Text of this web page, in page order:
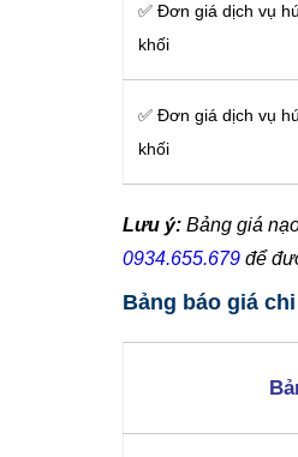
✅ Đơn giá dịch vụ
khối
✅ Đơn giá dịch vụ
khối
Lưu ý: Bảng giá
0934.655.679 để
Bảng báo giá